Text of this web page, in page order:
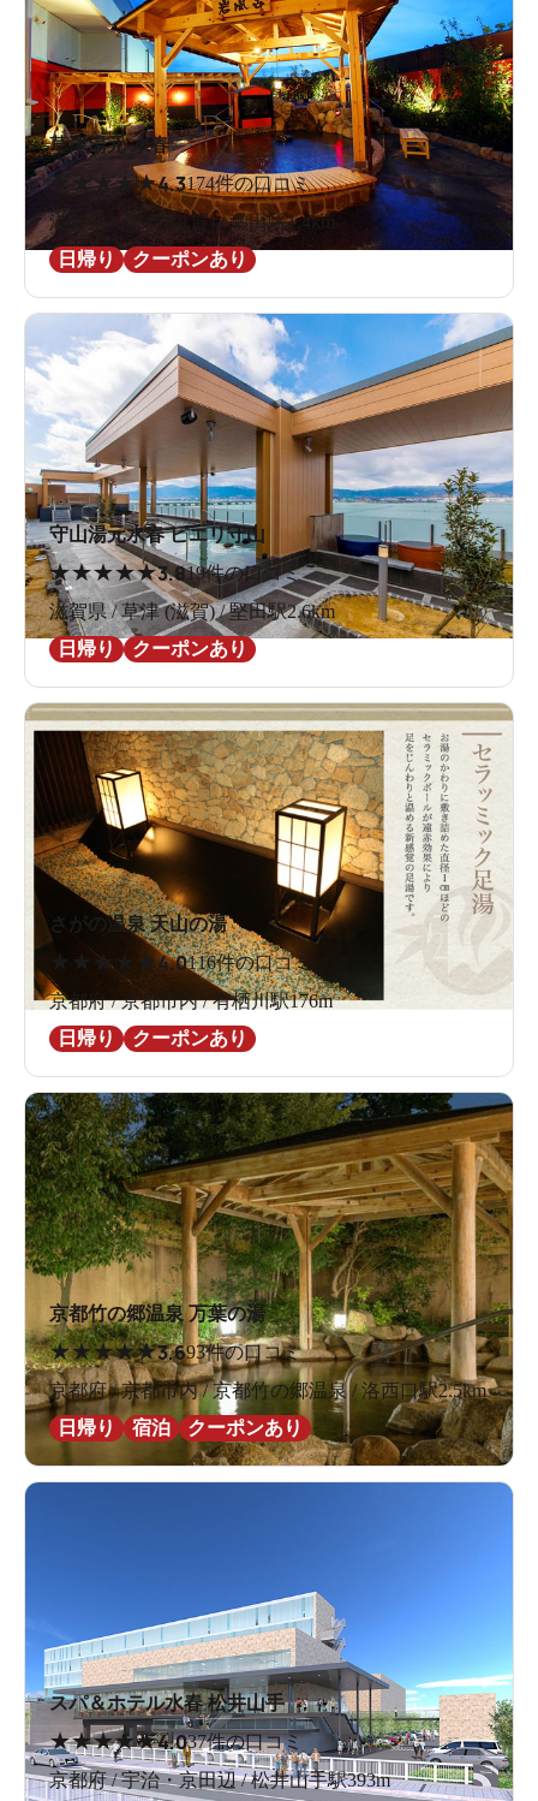
ミストサウナで体の隅々まで潤って！
サウナの横にあるボディシャワーは、マッサージ効果も
期待できます。
水風呂の水温は17℃前後と入りやすい温度
開放的な男性用の洗い場とプライバシーを重視した女性
用の洗い場。シャンプーやリンス、ボディソープも用意
されています。
広々と使える男性用洗い場
草津湯元 水春
★★★★★4.3174件の口コミ
滋賀県 / 草津 (滋賀) / 瀬田駅1.4km
日帰り
クーポンあり
守山湯元水春 ピエリ守山
★★★★★3.819件の口コミ
滋賀県 / 草津 (滋賀) / 堅田駅2.6km
日帰り
クーポンあり
さがの温泉 天山の湯
★ ★ ★4.0116件の口コミ
京都府 / 京都市内 / 有栖川駅176m
日帰り
クーポンあり
京都竹の郷温泉 万葉の湯
★★★★★3.693件の口コミ
京都府 / 京都市内 / 京都竹の郷温泉 / 洛西口駅2.5km
日帰り
宿泊 クーポンあり
スパ＆ホテル水春 松井山手
★★★★★4.037件の口コミ
京都府 / 宇治・京田辺 / 松井山手駅393m